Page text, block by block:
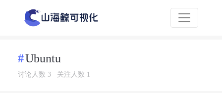
Ubuntu
讨论人数 3 关注人数 1